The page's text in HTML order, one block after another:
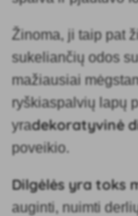
Žinoma, ji taip pat
sukeliančių odos
mažiausiai
ryškiaspalvių lapų
yradekoratyvinė
poveikio.
Dilgėlės yra toks
auginti, nuimti